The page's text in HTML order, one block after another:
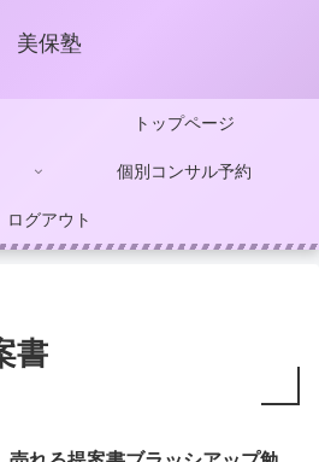
美保塾
トップページ
個別コンサル予約
ログアウト
書